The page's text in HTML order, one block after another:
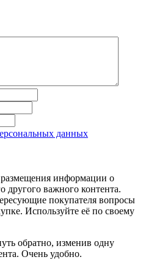
данных
размещения информации о
другого важного контента.
покупателя вопросы
Используйте её по своему
обратно, изменив одну
Очень удобно.